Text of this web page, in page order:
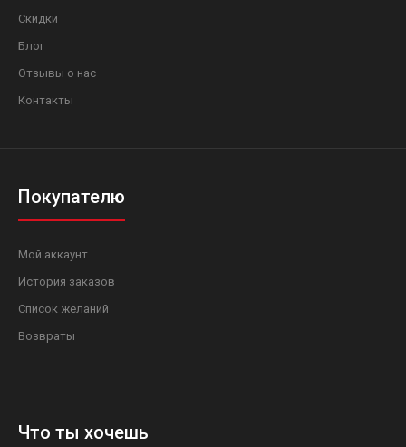
Скидки
Блог
Отзывы о нас
Контакты
Покупателю
Мой аккаунт
История заказов
Список желаний
Возвраты
Что ты хочешь